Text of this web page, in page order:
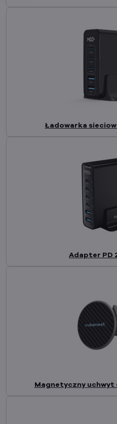
Ładowarka
Adapter PD
Magnetyczny uchwyt